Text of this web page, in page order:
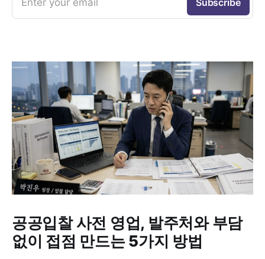
Enter your email Subscribe
공공입찰 사전 영업, 발주처와 부담
없이 접점 만드는 5가지 방법